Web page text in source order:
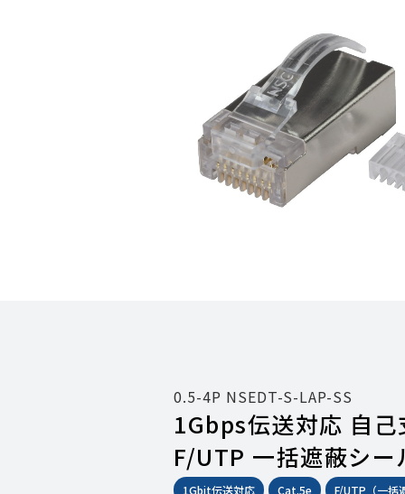
0.5-4P NSEDT-S-LAP-SS
1Gbps伝送対応 自
F/UTP 一括遮蔽シー
1Gbit伝送対応 Cat.5e F/UTP（一括